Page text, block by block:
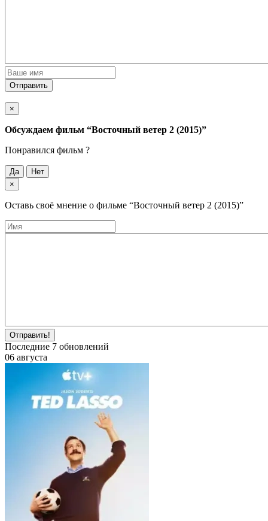
Отправить
×
Обсуждаем фильм “Восточный ветер 2 (2015)”
Понравился фильм ?
Да
Нет
×
Оставь своё мнение о фильме “Восточный ветер 2 (2015)”
Отправить!
Последние 7 обновлений
06 августа